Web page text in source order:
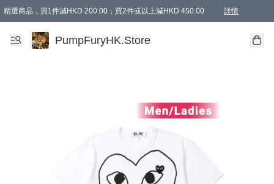
精選商品，買1件減HKD 200.00；買2件或以上減HKD 450.00 詳情
AAPE商品,會員專享9折或以上（按會員等級）AAPE products, members can
精選商品，任選買2件或以上減HKD 100.00
購物滿 HKD 800.00即享免運費優惠！（適用於 特定的送貨方式 )
PumpFuryHK.Store